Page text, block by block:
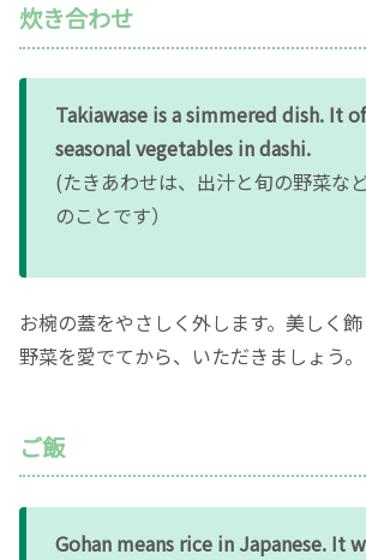
炊き合わせ
Takiawase is a simmered dish. It
seasonal vegetables in dashi.
(たきあわせは、出汁と旬の野菜な
のことです）
お椀の蓋をやさしく外します。美しく
野菜を愛でてから、いただきましょう。
ご飯
Gohan means rice in Japanese. It